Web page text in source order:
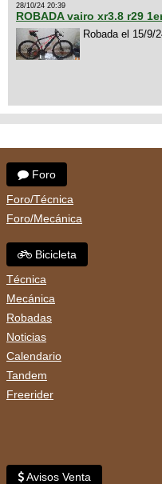
28/10/24 20:39
ROBADA vairo xr3.8 r29
Robada el 15/9/
Foro
Foro/Técnica
Foro/Mecánica
Bicicleta
Técnica
Mecánica
Robadas
Noticias
Calendario
Tandem
Freerider
Avisos Venta